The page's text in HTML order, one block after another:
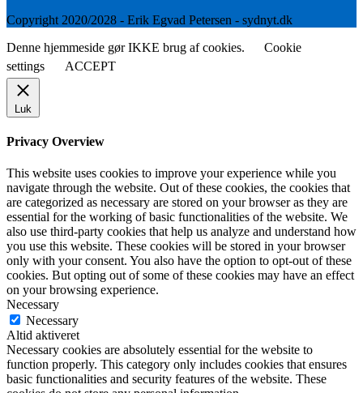
Copyright 2020/2028 - Erik Egvad Petersen - sydnyt.dk
Denne hjemmeside gør IKKE brug af cookies.
Cookie
settings
ACCEPT
Luk
Privacy Overview
This website uses cookies to improve your experience while you
navigate through the website. Out of these cookies, the cookies that
are categorized as necessary are stored on your browser as they are
essential for the working of basic functionalities of the website. We
also use third-party cookies that help us analyze and understand how
you use this website. These cookies will be stored in your browser
only with your consent. You also have the option to opt-out of these
cookies. But opting out of some of these cookies may have an effect
on your browsing experience.
Necessary
Necessary
Altid aktiveret
Necessary cookies are absolutely essential for the website to
function properly. This category only includes cookies that ensures
basic functionalities and security features of the website. These